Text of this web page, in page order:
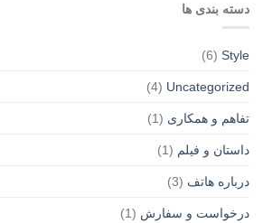
دسته بندی ها
Style
(6)
Uncategorized
(4)
تفاهم و همکاری (1)
داستان و فیلم (1)
درباره هاتف (3)
درخواست و سفارش (1)